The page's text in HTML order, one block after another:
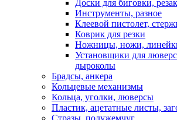
Доски для биговки,
Инструменты, разное
Клеевой пистолет,
Коврик для резки
Ножницы, ножи,
Установщики для
дыроколы
Брадсы, анкера
Кольцевые механизмы
Кольца, уголки, люверсы
Пластик, ацетатные листы,
Стразы, полужемчуг